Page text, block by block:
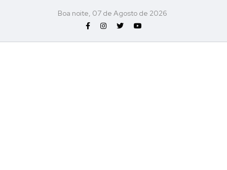
Boa noite, 07 de Agosto de 2026